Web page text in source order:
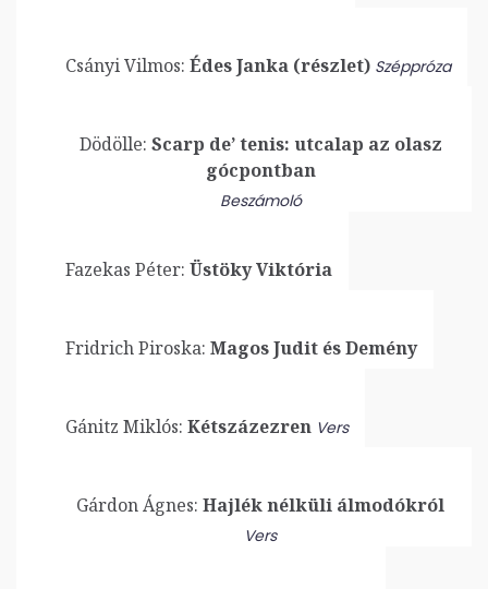
Csányi Vilmos: Édes Janka (részlet) Széppróza
Dödölle: Scarp de’ tenis: utcalap az olasz
gócpontban
Beszámoló
Fazekas Péter: Üstöky Viktória
Fridrich Piroska: Magos Judit és Demény
Gánitz Miklós: Kétszázezren Vers
Gárdon Ágnes: Hajlék nélküli álmodókról
Vers